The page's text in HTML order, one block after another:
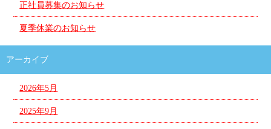
正社員募集のお知らせ
夏季休業のお知らせ
アーカイブ
2026年5月
2025年9月